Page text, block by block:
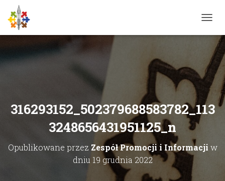
R
Ł
Ą
C
Z
N
A
A
316293152_502379688583782_113
3248656431951125_n
Opublikowane przez Zespół Promocji i Informacji w
dniu 19 grudnia 2022